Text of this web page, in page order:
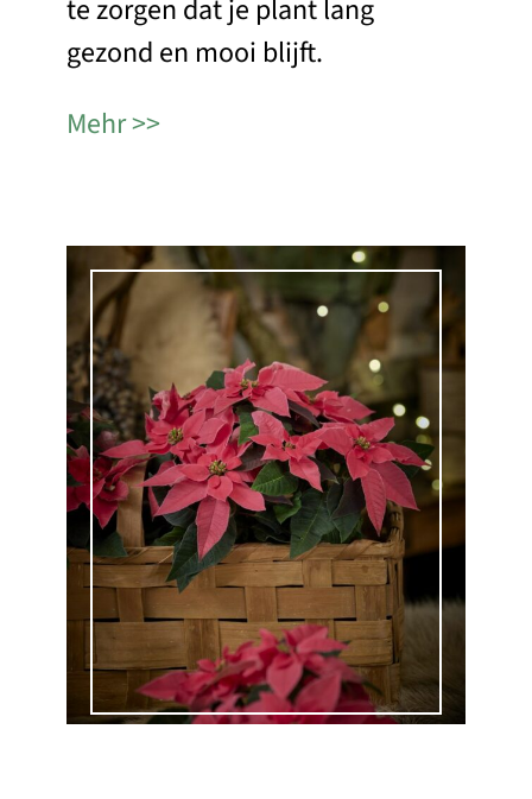
te zorgen dat je plant lang
gezond en mooi blijft.
Mehr